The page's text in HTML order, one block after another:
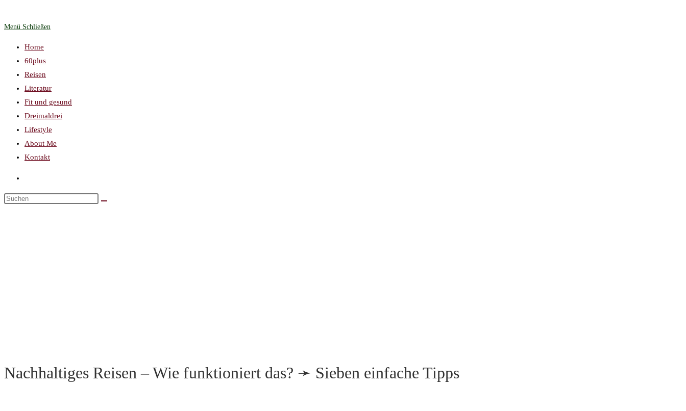
Menü Schließen
Home
60plus
Reisen
Literatur
Fit und gesund
Dreimaldrei
Lifestyle
About Me
Kontakt
Nachhaltiges Reisen – Wie funktioniert das? ➛ Sieben einfache Tipps